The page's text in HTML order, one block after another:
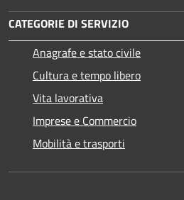
CATEGORIE DI SERVIZIO
Anagrafe e stato civile
Cultura e tempo libero
Vita lavorativa
Imprese e Commercio
Mobilità e trasporti